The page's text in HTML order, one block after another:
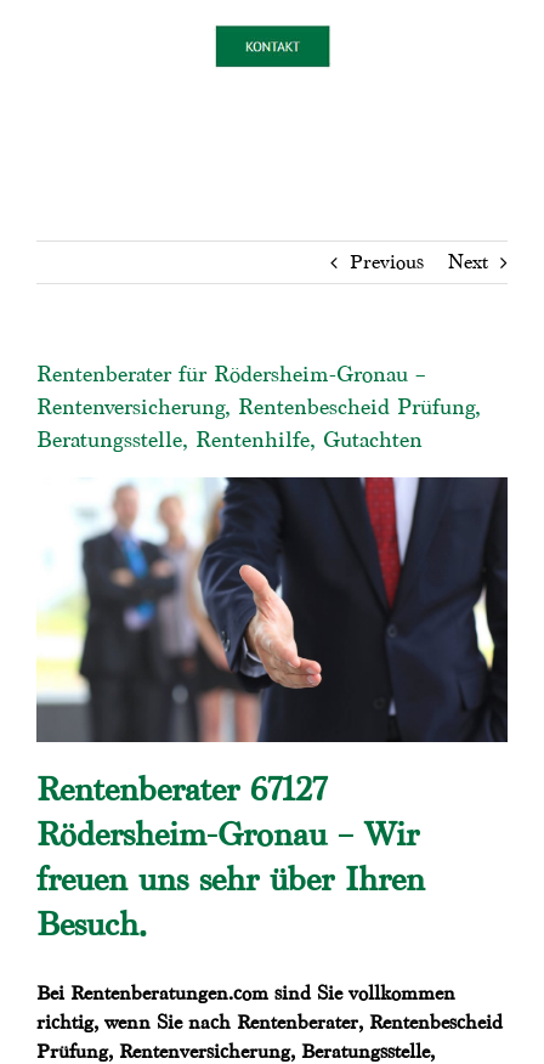
Previous Next
Rentenberater für Rödersheim-Gronau –
Rentenversicherung, Rentenbescheid Prüfung,
Beratungsstelle, Rentenhilfe, Gutachten
Rentenberater 67127
Rödersheim-Gronau – Wir
freuen uns sehr über Ihren
Besuch.
Bei Rentenberatungen.com sind Sie vollkommen
richtig, wenn Sie nach Rentenberater, Rentenbescheid
Prüfung, Rentenversicherung, Beratungsstelle,